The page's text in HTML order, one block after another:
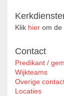
Klik hier om de
Contact
Predikant /
Wijkteams
Overige
Locaties